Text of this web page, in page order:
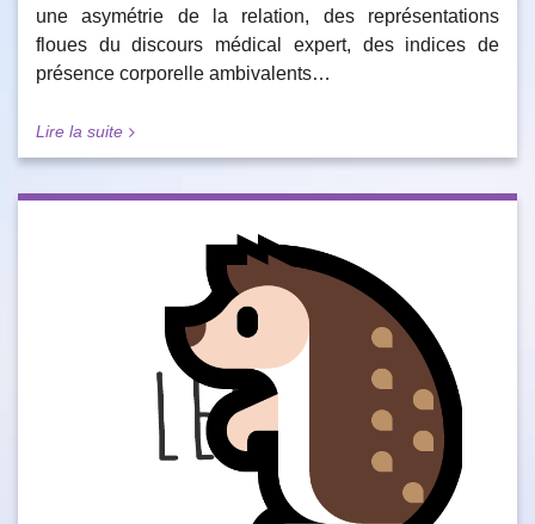
une asymétrie de la relation, des représentations
floues du discours médical expert, des indices de
présence corporelle ambivalents…
Lire la suite